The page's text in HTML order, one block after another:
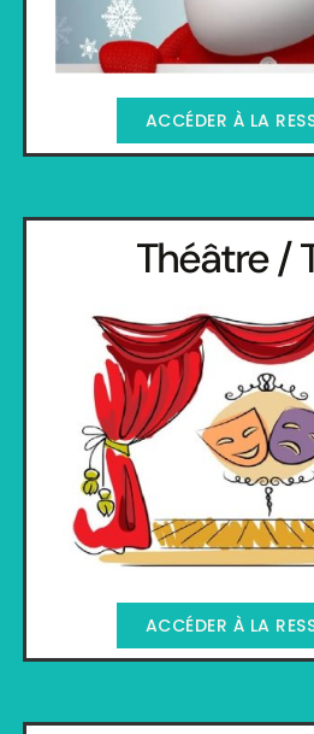
ACCÉDER À LA
Théâtre /
ACCÉDER À LA